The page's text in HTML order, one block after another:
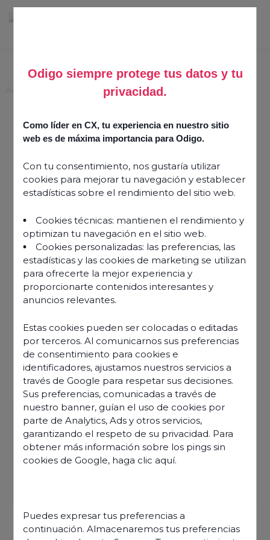
Odigo siempre protege tus datos y tu
privacidad.
Como líder en CX, tu experiencia en nuestro sitio
web es de máxima importancia para Odigo.
Con tu consentimiento, nos gustaría utilizar
cookies para mejorar tu navegación y establecer
estadísticas sobre el rendimiento del sitio web.
Cookies técnicas: mantienen el rendimiento y
optimizan tu navegación en el sitio web.
Cookies personalizadas: las preferencias, las
estadísticas y las cookies de marketing se utilizan
para ofrecerte la mejor experiencia y
proporcionarte contenidos interesantes y
anuncios relevantes.
Estas cookies pueden ser colocadas o editadas
por terceros. Al comunicarnos sus preferencias
de consentimiento para cookies e
identificadores, ajustamos nuestros servicios a
través de Google para respetar sus decisiones.
Sus preferencias, comunicadas a través de
nuestro banner, guían el uso de cookies por
parte de Analytics, Ads y otros servicios,
garantizando el respeto de su privacidad. Para
obtener más información sobre los pings sin
cookies de Google, haga clic aquí.
Puedes expresar tus preferencias a
continuación. Almacenaremos tus preferencias
Odigo CX Day
Odigo CX Day
Date
21 novembre 2023 à 18:51
Partager l'article